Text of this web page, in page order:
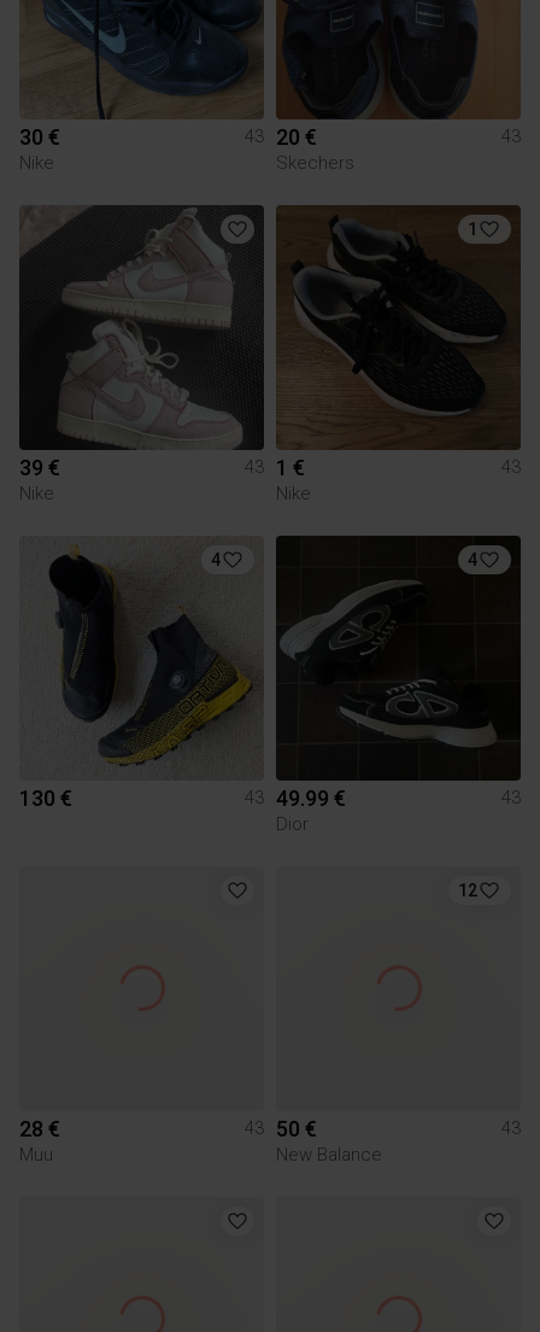
30 €
43
Nike
20 €
43
Skechers
39 €
43
Nike
1
1 €
43
Nike
4
130 € 43
4
49.99 €
43
Dior
28 €
43
Muu
12
50 €
43
New Balance